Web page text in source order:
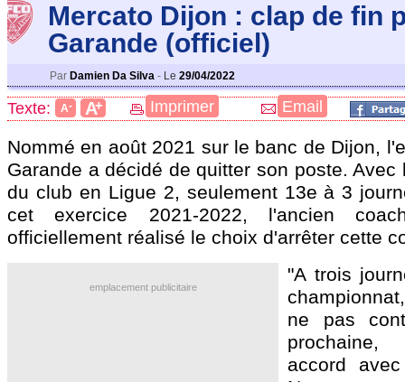
Mercato Dijon : clap de fin
Garande (officiel)
Par Damien Da Silva - Le 29/04/2022
Texte: A- A+ Imprimer Email
Nommé en août 2021 sur le banc de Dijon,
Garande a décidé de quitter son poste. Avec
du club en Ligue 2, seulement 13e à 3
cet exercice 2021-2022, l'ancien
officiellement réalisé le choix d'arrêter cette
emplacement publicitaire
"A trois
ne pas
prochaine,
accord